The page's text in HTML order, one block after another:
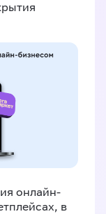
онлайн-
в